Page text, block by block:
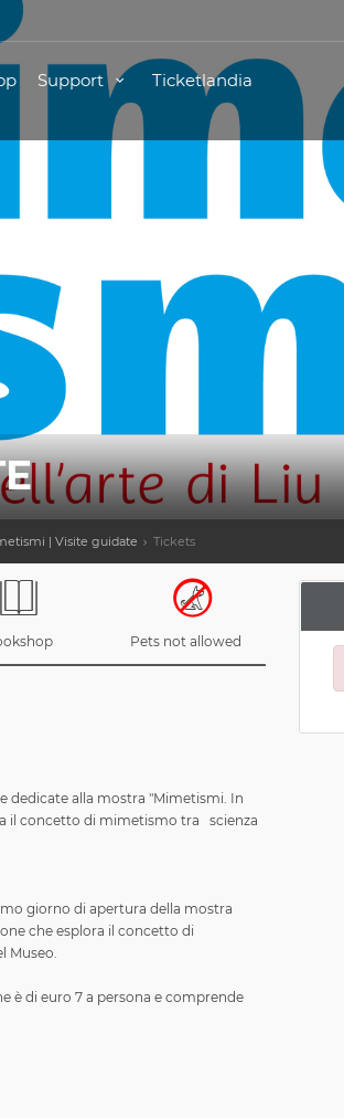
Support Ticketlandia
| Visite guidate Tickets
Pets not allowed
dedicate alla mostra "Mimetismi. In
il concetto di mimetismo tra scienza
giorno di apertura della mostra
che esplora il concetto di
Museo.
è di euro 7 a persona e comprende